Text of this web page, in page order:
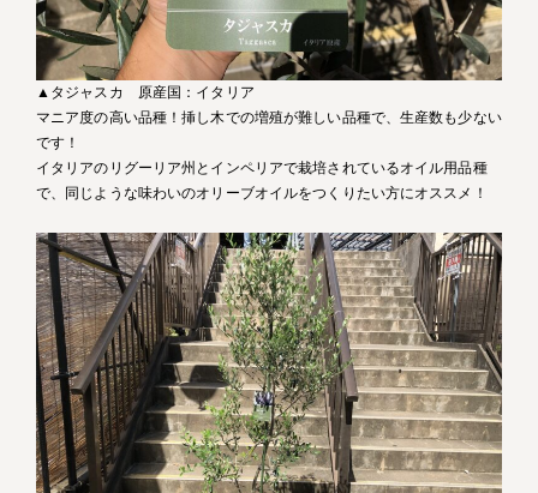
▲タジャスカ 原産国：イタリア
マニア度の高い品種！挿し木での増殖が難しい品種で、生産数も少ない
です！
イタリアのリグーリア州とインペリアで栽培されているオイル用品種
で、同じような味わいのオリーブオイルをつくりたい方にオススメ！